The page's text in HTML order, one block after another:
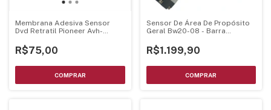
Membrana Adesiva Sensor
Dvd Retratil Pioneer Avh-
P5000Dvd
R$75,00
Sensor De Área De Propósito
Geral Bw20-08 - Barra
Metros
R$1.199,90